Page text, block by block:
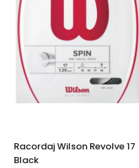
Racordaj Wilson Revolve 17
Black